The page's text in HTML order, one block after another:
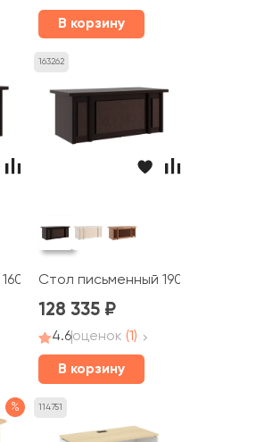
В корзину
Монза / Monza
163262
Стол письменный 190x90x78
128 335
4.6оценок (1)
В корзину
% 114751